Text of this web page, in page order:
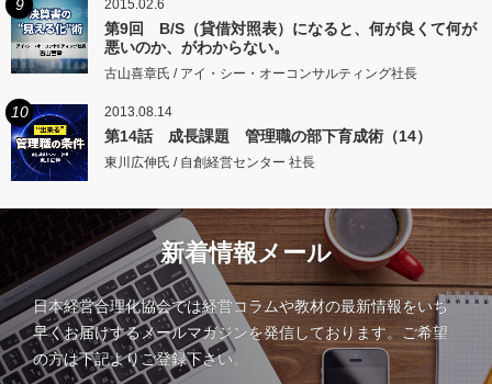
9 2015.02.6
第9回 B/S（貸借対照表）になると、何が良くて何が
悪いのか、がわからない。
古山喜章氏 / アイ・シー・オーコンサルティング社長
10 2013.08.14
第14話 成長課題 管理職の部下育成術（14）
東川広伸氏 / 自創経営センター 社長
新着情報メール
日本経営合理化協会では経営コラムや教材の最新情報をいち
早くお届けするメールマガジンを発信しております。ご希望
の方は下記よりご登録下さい。